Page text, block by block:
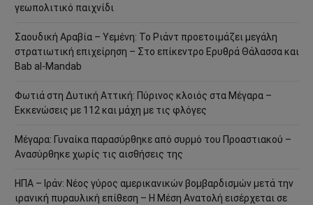
γεωπολιτικό παιχνίδι
Σαουδική Αραβία – Υεμένη: Το Ριάντ προετοιμάζει μεγάλη
στρατιωτική επιχείρηση – Στο επίκεντρο Ερυθρά Θάλασσα και
Bab al-Mandab
Φωτιά στη Δυτική Αττική: Πύρινος κλοιός στα Μέγαρα –
Εκκενώσεις με 112 και μάχη με τις φλόγες
Μέγαρα: Γυναίκα παρασύρθηκε από συρμό του Προαστιακού –
Ανασύρθηκε χωρίς τις αισθήσεις της
ΗΠΑ – Ιράν: Νέος γύρος αμερικανικών βομβαρδισμών μετά την
ιρανική πυραυλική επίθεση – Η Μέση Ανατολή εισέρχεται σε